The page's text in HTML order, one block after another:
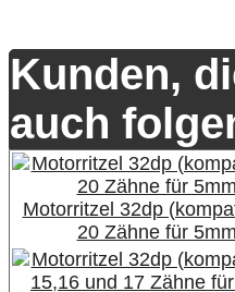
Kunden,
auch
Motorritzel 32dp
20 Zähne für